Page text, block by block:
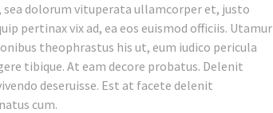
dolorum vituperata ullamcorper et, justo
pertinax vix ad, ea eos euismod officiis. Utamur
theophrastus his ut, eum iudico pericula
tibique. At eam decore probatus. Delenit
deseruisse. Est at facete delenit
cum.